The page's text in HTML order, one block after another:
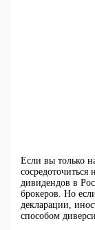
Если вы только
дивидендов в
брокеров. Но
декларации,
способом